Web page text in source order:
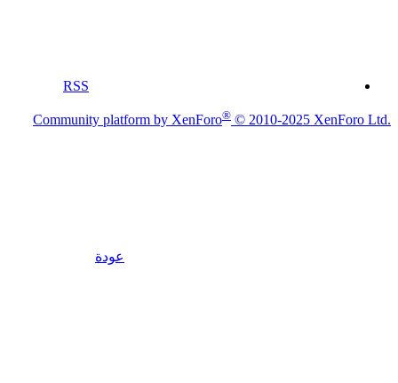
RSS
Community platform by XenForo® © 2010-2025 XenForo Ltd.
عودة